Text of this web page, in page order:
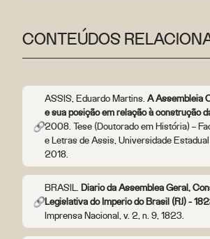
CONTEÚDOS
ASSIS, Eduardo Martins. A Assembleia
e sua posição em relação à construção
2008. Tese (Doutorado em História) –
e Letras de Assis, Universidade
2018.
BRASIL. Diario da Assemblea Geral,
Legislativa do Imperio do Brasil (RJ) -
Imprensa Nacional, v. 2, n. 9, 1823.